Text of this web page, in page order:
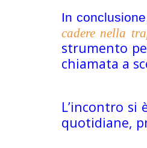
In
cadere nella
strumento
chiamata a
L’incontro
quotidiane,